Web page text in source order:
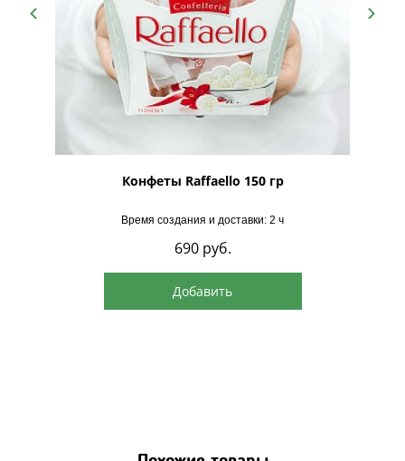
Конфеты Raffaello 150 гр
Время создания и доставки: 2 ч
690 руб.
Добавить